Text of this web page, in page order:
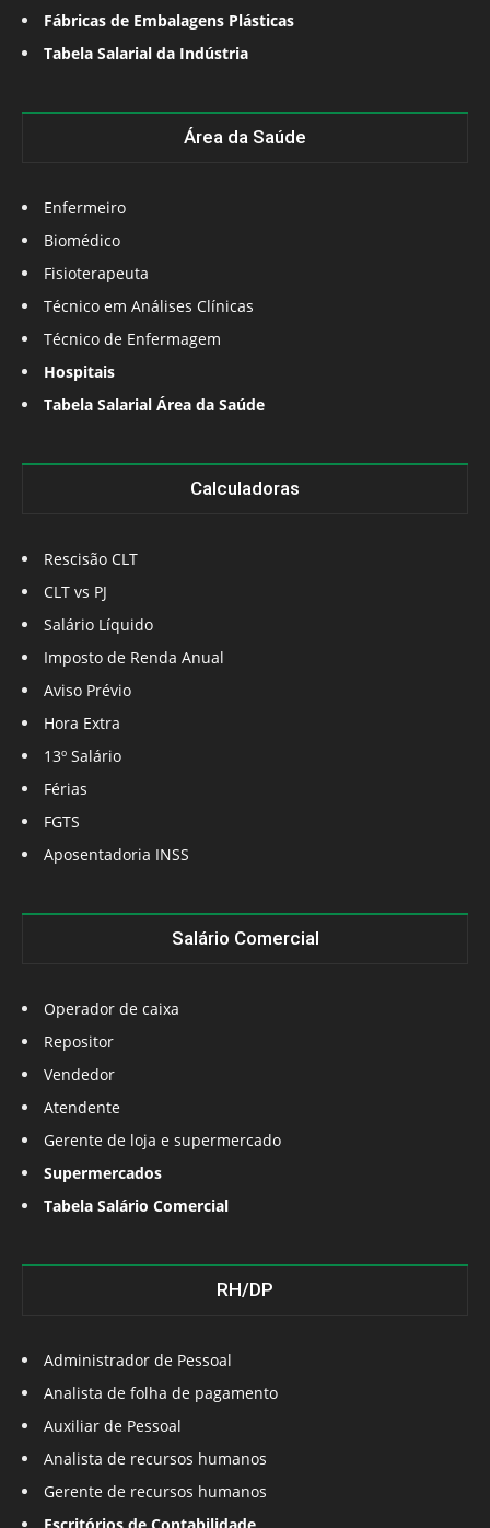
Fábricas de Embalagens Plásticas
Tabela Salarial da Indústria
Área da Saúde
Enfermeiro
Biomédico
Fisioterapeuta
Técnico em Análises Clínicas
Técnico de Enfermagem
Hospitais
Tabela Salarial Área da Saúde
Calculadoras
Rescisão CLT
CLT vs PJ
Salário Líquido
Imposto de Renda Anual
Aviso Prévio
Hora Extra
13º Salário
Férias
FGTS
Aposentadoria INSS
Salário Comercial
Operador de caixa
Repositor
Vendedor
Atendente
Gerente de loja e supermercado
Supermercados
Tabela Salário Comercial
RH/DP
Administrador de Pessoal
Analista de folha de pagamento
Auxiliar de Pessoal
Analista de recursos humanos
Gerente de recursos humanos